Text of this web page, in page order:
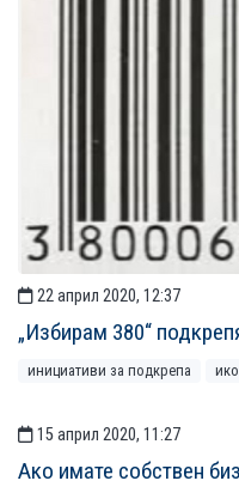
22 април 2020, 12:37
„Избирам 380“
инициативи за подкрепа
15 април 2020, 11:27
Ако имате собствен